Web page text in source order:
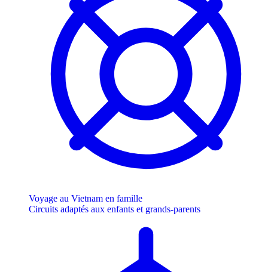
Voyage au Vietnam en famille
Circuits adaptés aux enfants et grands-parents